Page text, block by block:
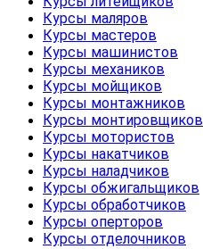
Курсы маляров
Курсы мастеров
Курсы машинистов
Курсы механиков
Курсы мойщиков
Курсы монтажников
Курсы монтировщиков
Курсы мотористов
Курсы накатчиков
Курсы наладчиков
Курсы обжигальщиков
Курсы обработчиков
Курсы оперторов
Курсы отделочников